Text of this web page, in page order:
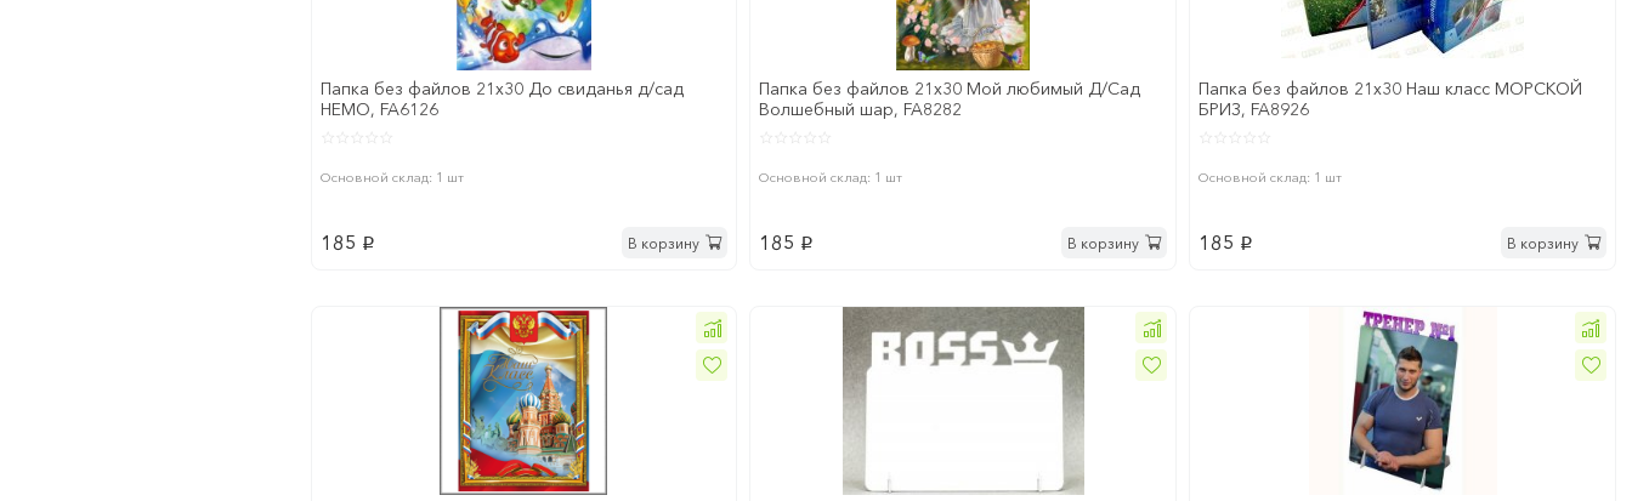
Папка без файлов 21x30 До свиданья д/сад
НЕМО, FA6126
Основной склад: 1 шт
185 p В корзину
Папка без файлов 21x30 Мой любимый Д/Сад
Волшебный шар, FA8282
Основной склад: 1 шт
185 p В корзину
Папка без файлов 21x30 Наш класс МОРСКОЙ
БРИЗ, FA8926
Основной склад: 1 шт
185 p В корзину